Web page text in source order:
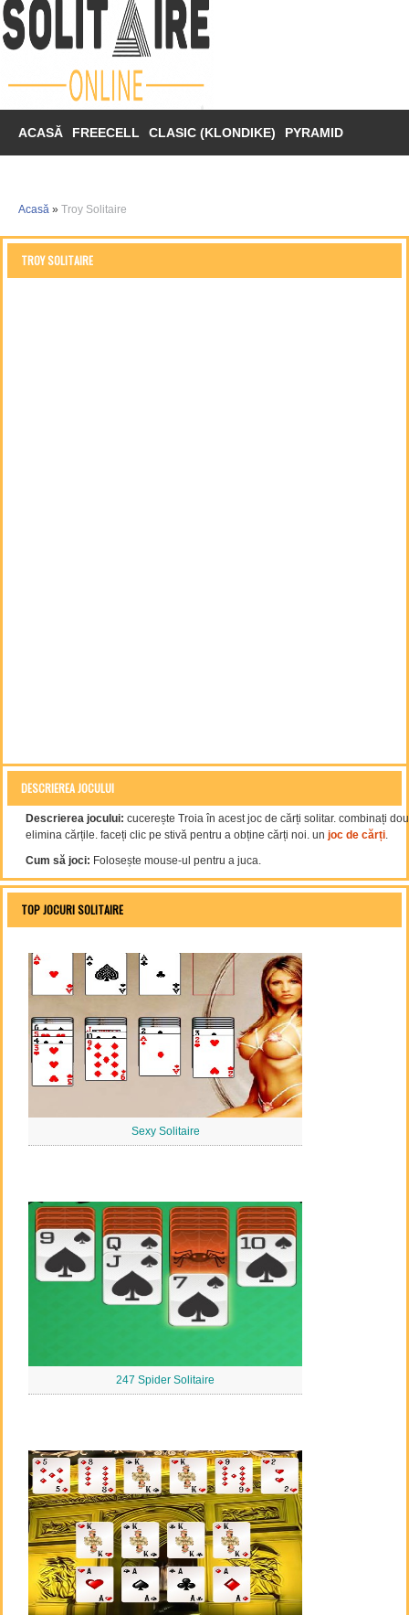
ACASĂ FREECELL CLASIC (KLONDIKE) PYRAMID
Acasă » Troy Solitaire
TROY SOLITAIRE
DESCRIEREA JOCULUI
Descrierea jocului: cucerește Troia în acest joc de cărți solitar. combinați
elimina cărțile. faceți clic pe stivă pentru a obține cărți noi. un joc de cărți.
Cum să joci: Folosește mouse-ul pentru a juca.
TOP JOCURI SOLITAIRE
Sexy Solitaire
247 Spider Solitaire